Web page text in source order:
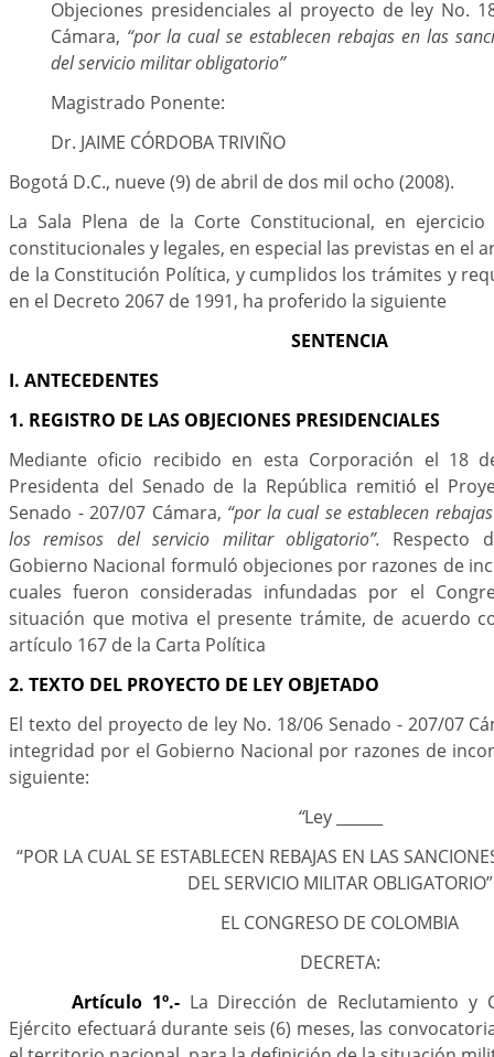
Objeciones presidenciales al proyecto de ley No.
Cámara, “por la cual se establecen rebajas en las
del servicio militar obligatorio”
Magistrado Ponente:
Dr. JAIME CÓRDOBA TRIVIÑO
Bogotá D.C., nueve (9) de abril de dos mil ocho (2008).
La Sala Plena de la Corte Constitucional, en
constitucionales y legales, en especial las previstas en el
de la Constitución Política, y cumplidos los trámites y
en el Decreto 2067 de 1991, ha proferido la siguiente
SENTENCIA
I. ANTECEDENTES
1. REGISTRO DE LAS OBJECIONES PRESIDENCIALES
Mediante oficio recibido en esta Corporación el 18
Presidenta del Senado de la República remitió el
Senado - 207/07 Cámara, “por la cual se establecen
los remisos del servicio militar obligatorio”. Respecto
Gobierno Nacional formuló objeciones por razones de
cuales fueron consideradas infundadas por el
situación que motiva el presente trámite, de acuerdo
artículo 167 de la Carta Política
2. TEXTO DEL PROYECTO DE LEY OBJETADO
El texto del proyecto de ley No. 18/06 Senado - 207/07
integridad por el Gobierno Nacional por razones de
siguiente:
“Ley ______
“POR LA CUAL SE ESTABLECEN REBAJAS EN LAS
DEL SERVICIO MILITAR OBLIGATORIO”
EL CONGRESO DE COLOMBIA
DECRETA:
Artículo 1º.-La Dirección de Reclutamiento y
Ejército efectuará durante seis (6) meses, las